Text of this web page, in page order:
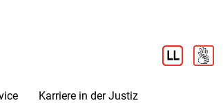
Karriere in der Justiz